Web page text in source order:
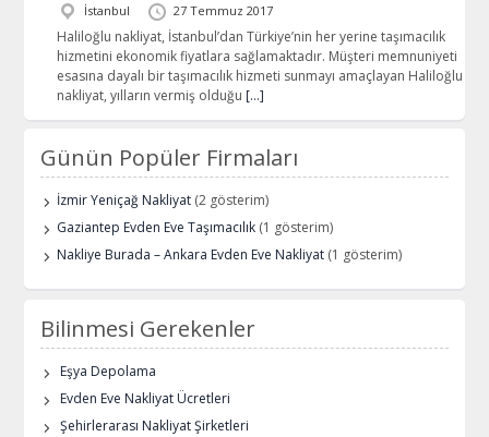
İstanbul 27 Temmuz 2017
Haliloğlu nakliyat, İstanbul’dan Türkiye’nin her yerine taşımacılık
hizmetini ekonomik fiyatlara sağlamaktadır. Müşteri memnuniyeti
esasına dayalı bir taşımacılık hizmeti sunmayı amaçlayan Haliloğlu
nakliyat, yılların vermiş olduğu […]
Günün Popüler Firmaları
İzmir Yeniçağ Nakliyat (2 gösterim)
Gaziantep Evden Eve Taşımacılık (1 gösterim)
Nakliye Burada – Ankara Evden Eve Nakliyat (1 gösterim)
Bilinmesi Gerekenler
Eşya Depolama
Evden Eve Nakliyat Ücretleri
Şehirlerarası Nakliyat Şirketleri